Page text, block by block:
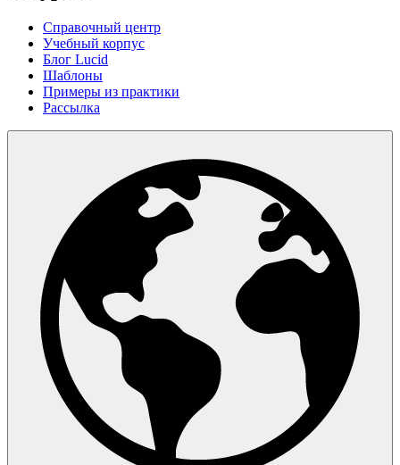
Справочный центр
Учебный корпус
Блог Lucid
Шаблоны
Примеры из практики
Рассылка